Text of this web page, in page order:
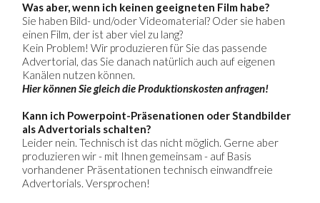
Was aber, wenn ich keinen geeigneten Film habe?
Sie haben Bild- und/oder Videomaterial? Oder sie haben
einen Film, der ist aber viel zu lang?
Kein Problem! Wir produzieren für Sie das passende
Advertorial, das Sie danach natürlich auch auf eigenen
Kanälen nutzen können.
Hier können Sie gleich die Produktionskosten anfragen!
Kann ich Powerpoint-Präsenationen oder Standbilder
als Advertorials schalten?
Leider nein. Technisch ist das nicht möglich. Gerne aber
produzieren wir - mit Ihnen gemeinsam - auf Basis
vorhandener Präsentationen technisch einwandfreie
Advertorials. Versprochen!